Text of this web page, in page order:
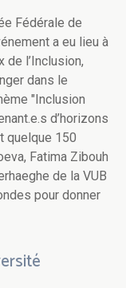
Fédérale de
a eu lieu à
l’Inclusion,
dans le
"Inclusion
d’horizons
quelque 150
Fatima Zibouh
de la VUB
pour donner